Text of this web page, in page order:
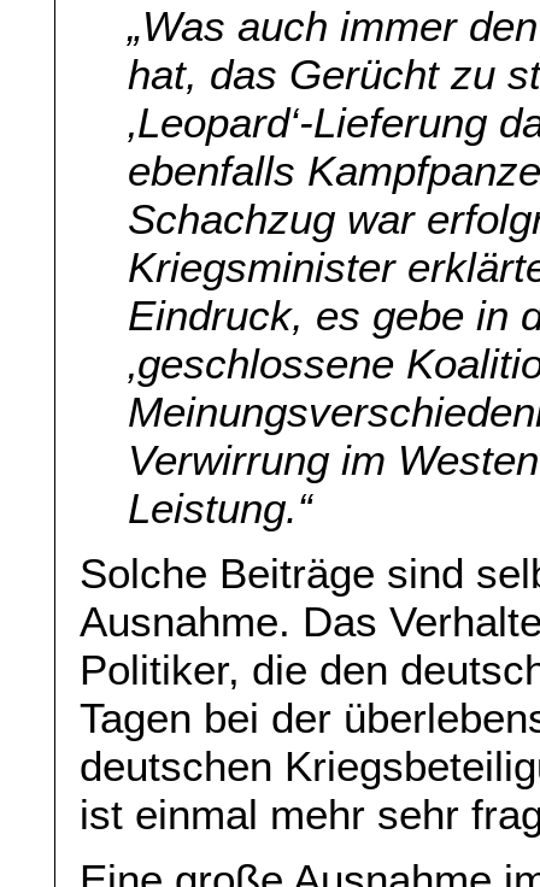
„Was auch immer
hat, das Gerücht zu
‚Leopard‘-Lieferung
ebenfalls
Schachzug war
Kriegsminister
Eindruck, es gebe in
‚geschlossene
Verwirrung im
Leistung.“
Solche Beiträge sind
Ausnahme. Das
Politiker, die den
Tagen bei der
deutschen
ist einmal mehr sehr